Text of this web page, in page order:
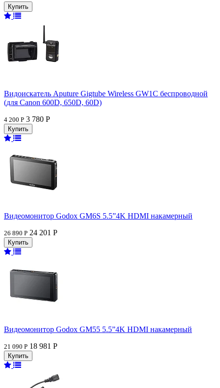
Видоискатель Aputure Gigtube Wireless GW1C беспроводной
(для Canon 600D, 650D, 60D)
4 200 Р 3 780 Р
Видеомонитор Godox GM6S 5.5”4K HDMI накамерный
26 890 Р 24 201 Р
Видеомонитор Godox GM55 5.5”4K HDMI накамерный
21 090 Р 18 981 Р